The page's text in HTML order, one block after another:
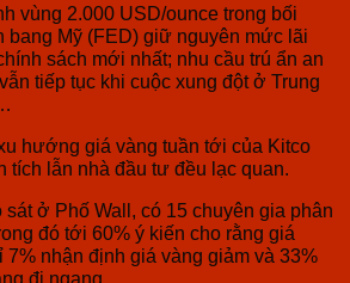
vùng 2.000 USD/ounce trong bối
bang Mỹ (FED) giữ nguyên mức lãi
sách mới nhất; nhu cầu trú ẩn an
tiếp tục khi cuộc xung đột ở Trung
hướng giá vàng tuần tới của Kitco
tích lẫn nhà đầu tư đều lạc quan.
sát ở Phố Wall, có 15 chuyên gia phân
đó tới 60% ý kiến cho rằng giá
7% nhận định giá vàng giảm và 33%
đi ngang.